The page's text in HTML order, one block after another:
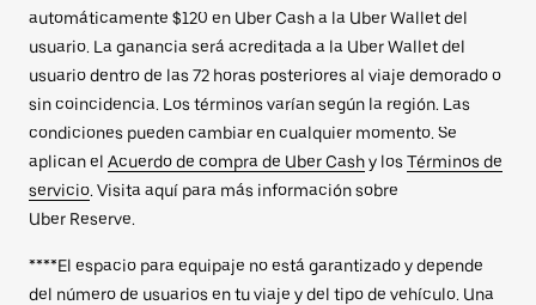
automáticamente $120 en Uber Cash a la Uber Wallet del
usuario. La ganancia será acreditada a la Uber Wallet del
usuario dentro de las 72 horas posteriores al viaje demorado o
sin coincidencia. Los términos varían según la región. Las
condiciones pueden cambiar en cualquier momento. Se
aplican el Acuerdo de compra de Uber Cashy los Términos de
servicio. Visita aquí para más información sobre
Uber Reserve.
****El espacio para equipaje no está garantizado y depende
del número de usuarios en tu viaje y del tipo de vehículo. Una